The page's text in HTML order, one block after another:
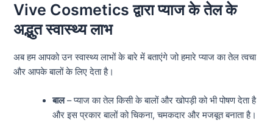
Vive Cosmetics द्वारा प्याज के तेल के
अद्भुत स्वास्थ्य लाभ
अब हम आपको उन स्वास्थ्य लाभों के बारे में बताएंगे जो हमारे प्याज का तेल त्वचा
और आपके बालों के लिए देता है।
बाल– प्याज का तेल किसी के बालों और खोपड़ी को भी पोषण देता है
और इस प्रकार बालों को चिकना, चमकदार और मजबूत बनाता है।